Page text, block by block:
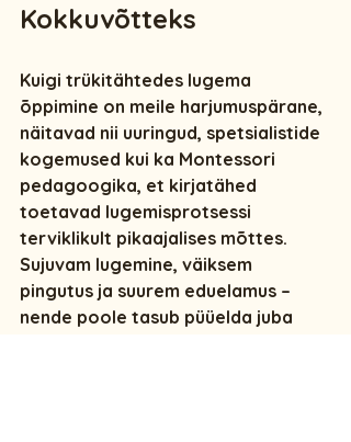
Kokkuvõtteks
Kuigi trükitähtedes lugema
õppimine on meile harjumuspärane,
näitavad nii uuringud, spetsialistide
kogemused kui ka Montessori
pedagoogika, et kirjatähed
toetavad lugemisprotsessi
terviklikult pikaajalises mõttes.
Sujuvam lugemine, väiksem
pingutus ja suurem eduelamus –
nende poole tasub püüelda juba